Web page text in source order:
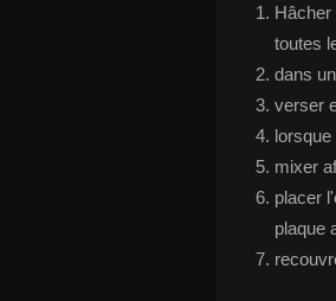
Hâcher
toutes
dans
verser
lorsque
mixer
placer
plaque